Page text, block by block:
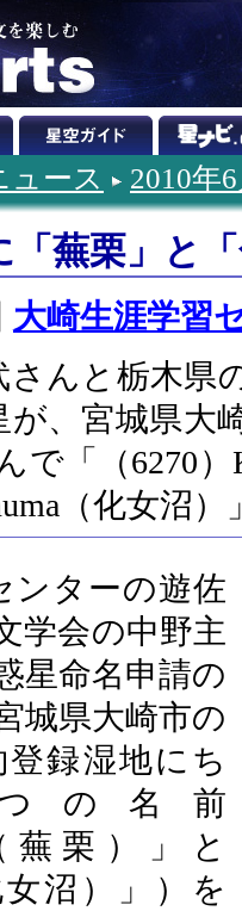
ュース 2010年
「蕪栗」と
大崎生涯学習
さんと栃木県
が、宮城県大
で「（6270
（化女沼
ンターの遊佐
学会の中野主
星命名申請の
城県大崎市の
録湿地にち
の名前
蕪栗）」と
女沼）」）を